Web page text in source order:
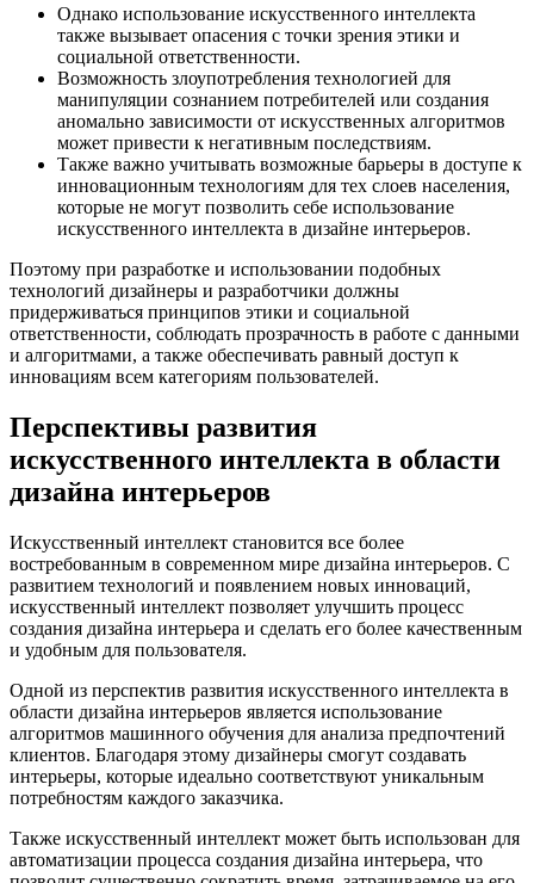
Однако использование искусственного интеллекта
также вызывает опасения с точки зрения этики и
социальной ответственности.
Возможность злоупотребления технологией для
манипуляции сознанием потребителей или создания
аномально зависимости от искусственных алгоритмов
может привести к негативным последствиям.
Также важно учитывать возможные барьеры в доступе к
инновационным технологиям для тех слоев населения,
которые не могут позволить себе использование
искусственного интеллекта в дизайне интерьеров.
Поэтому при разработке и использовании подобных
технологий дизайнеры и разработчики должны
придерживаться принципов этики и социальной
ответственности, соблюдать прозрачность в работе с данными
и алгоритмами, а также обеспечивать равный доступ к
инновациям всем категориям пользователей.
Перспективы развития
искусственного интеллекта в области
дизайна интерьеров
Искусственный интеллект становится все более
востребованным в современном мире дизайна интерьеров. С
развитием технологий и появлением новых инноваций,
искусственный интеллект позволяет улучшить процесс
создания дизайна интерьера и сделать его более качественным
и удобным для пользователя.
Одной из перспектив развития искусственного интеллекта в
области дизайна интерьеров является использование
алгоритмов машинного обучения для анализа предпочтений
клиентов. Благодаря этому дизайнеры смогут создавать
интерьеры, которые идеально соответствуют уникальным
потребностям каждого заказчика.
Также искусственный интеллект может быть использован для
автоматизации процесса создания дизайна интерьера, что